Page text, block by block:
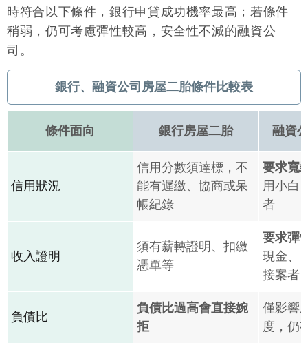
時符合以下條件，銀行申貸成功機率最高；若條件
稍弱，仍可考慮彈性較高，安全性不減的融資公
司。
銀行、融資公司房屋二胎條件比較表
條件面向 銀行房屋二胎 融資
信用狀況
信用分數須達標，不
能有遲繳、協商或呆
帳紀錄
要求寬
用小白
者
收入證明
須有薪轉證明、扣繳
憑單等
要求彈
現金、
接案者
負債比
負債比過高會直接婉
拒
僅影響
度，仍